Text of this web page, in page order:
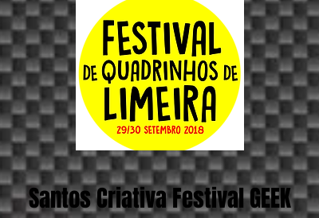
Santos Criativa Festival GEEK